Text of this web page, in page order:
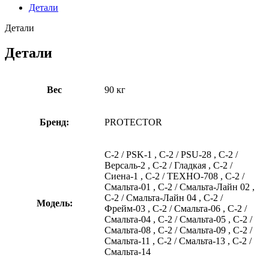
Детали
Детали
Детали
Вес 90 кг
Бренд: PROTECTOR
Модель:
С-2 / PSK-1 , С-2 / PSU-28 , С-2 /
Версаль-2 , С-2 / Гладкая , С-2 /
Сиена-1 , С-2 / ТЕХНО-708 , С-2 /
Смальта-01 , С-2 / Смальта-Лайн 02 ,
С-2 / Смальта-Лайн 04 , С-2 /
Фрейм-03 , С-2 / Смальта-06 , С-2 /
Смальта-04 , С-2 / Смальта-05 , С-2 /
Смальта-08 , С-2 / Смальта-09 , С-2 /
Смальта-11 , С-2 / Смальта-13 , С-2 /
Смальта-14